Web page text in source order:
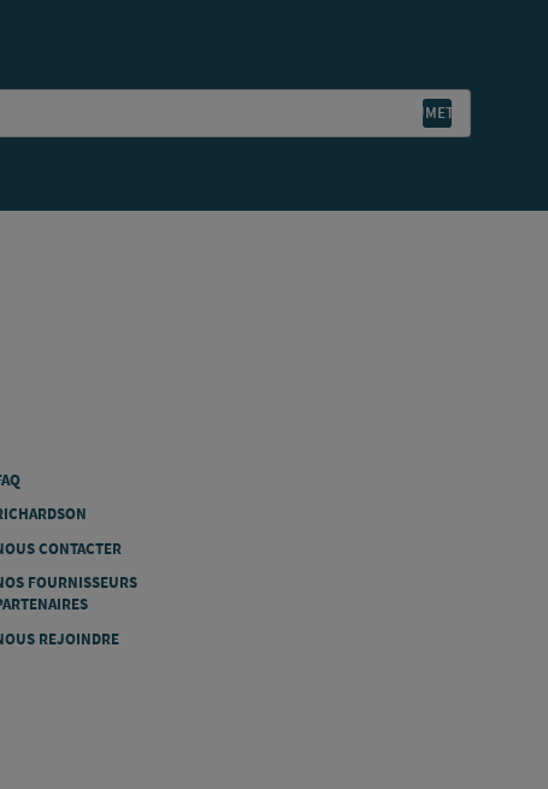
CONTACTER
FOURNISSEURS
REJOINDRE